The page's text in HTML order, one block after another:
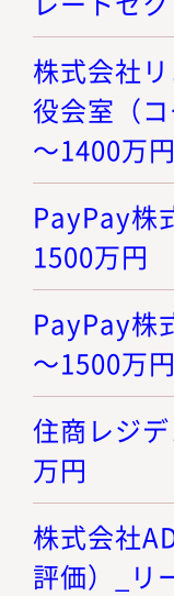
株式会社
役会室（
～1400万円
PayPay株
1500万円
PayPay株
～1500万円
住商レジ
万円
株式会社
評価）_リ